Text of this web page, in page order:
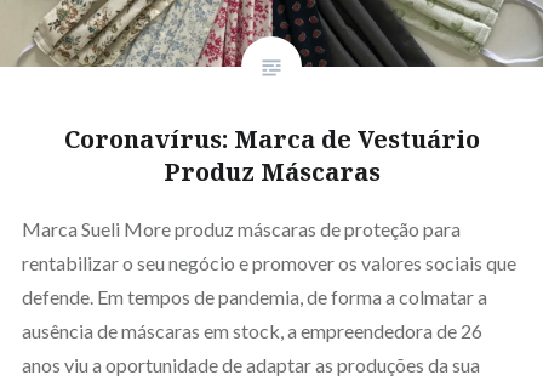
Coronavírus: Marca de Vestuário
Produz Máscaras
Marca Sueli More produz máscaras de proteção para
rentabilizar o seu negócio e promover os valores sociais que
defende. Em tempos de pandemia, de forma a colmatar a
ausência de máscaras em stock, a empreendedora de 26
anos viu a oportunidade de adaptar as produções da sua